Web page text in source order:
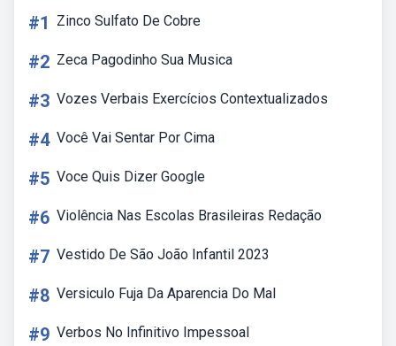
#1 Zinco Sulfato De Cobre
#2 Zeca Pagodinho Sua Musica
#3 Vozes Verbais Exercícios Contextualizados
#4 Você Vai Sentar Por Cima
#5 Voce Quis Dizer Google
#6 Violência Nas Escolas Brasileiras Redação
#7 Vestido De São João Infantil 2023
#8 Versiculo Fuja Da Aparencia Do Mal
#9 Verbos No Infinitivo Impessoal